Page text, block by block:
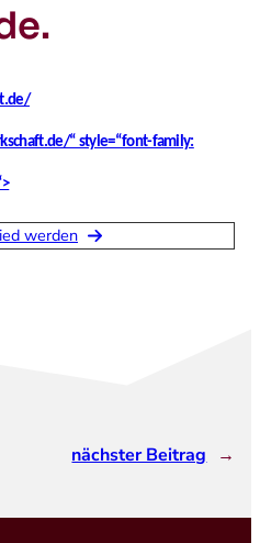
“ style=“font-family:
werden
nächster Beitrag →